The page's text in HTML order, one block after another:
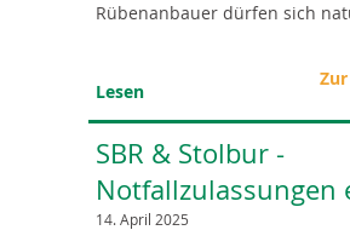
Rübenanbauer dürfen sich
Lesen
SBR & Stolbur -
Notfallzulassungen
14. April 2025